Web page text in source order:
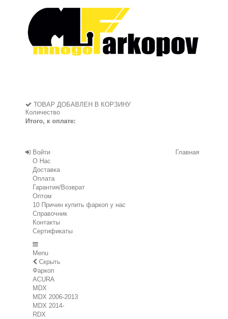
ТОВАР ДОБАВЛЕН В КОРЗИНУ
Количество
Итого, к оплате:
Войти
Главная
О Нас
Доставка
Оплата
Гарантия/Возврат
Оптом
10 Причин купить фаркоп у нас
Справочник
Контакты
Сертификаты
Menu
Скрыть
Фаркоп
ACURA
MDX
MDX 2006-2013
MDX 2014-
RDX